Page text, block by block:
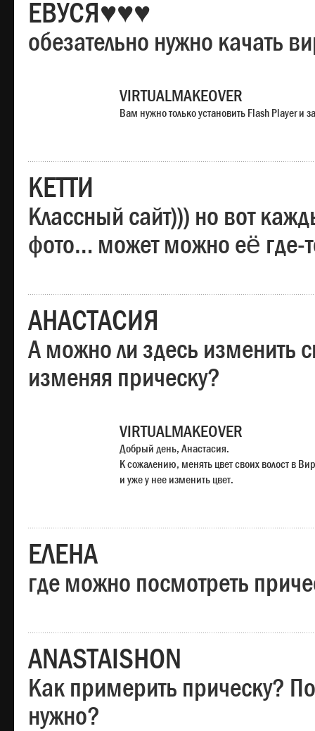
ЕВУСЯ♥♥♥
обезательно нужно качать
VIRTUALMAKEOVER
Вам нужно только установить Flash Player и
КЕТТИ
Классный сайт))) но вот
фото… может можно её где-
АНАСТАСИЯ
А можно ли здесь изменить
изменяя прическу?
VIRTUALMAKEOVER
Добрый день, Анастасия.
К сожалению, менять цвет своих волост в
и уже у нее изменить цвет.
ЕЛЕНА
где можно посмотреть
ANASTAISHON
Как примерить прическу?
нужно?